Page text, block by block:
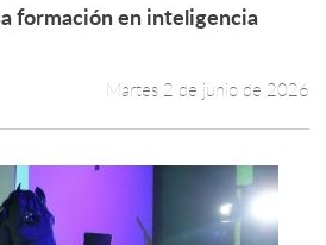
Leer más +
formación en inteligencia
Martes 2 de junio de 2026